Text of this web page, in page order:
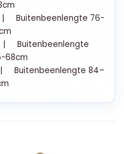
76-
68cm
84–